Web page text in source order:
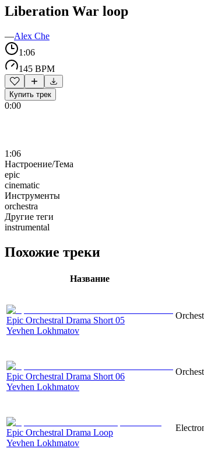
Liberation War loop
—Alex Che
1:06
145 BPM
Купить трек
0:00
1:06
Настроение/Тема
epic
cinematic
Инструменты
orchestra
Другие теги
instrumental
Похожие треки
Название
Epic Orchestral Drama Short 05
Yevhen Lokhmatov
Epic Orchestral Drama Short 06
Yevhen Lokhmatov
Epic Orchestral Drama Loop
Yevhen Lokhmatov